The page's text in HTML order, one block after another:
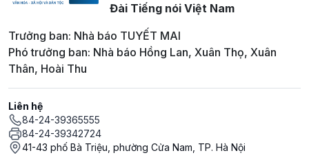
Đài Tiếng nói Việt Nam
Trưởng ban: Nhà báo TUYẾT MAI
Phó trưởng ban: Nhà báo Hồng Lan, Xuân Thọ, Xuân
Thân, Hoài Thu
Liên hệ
84-24-39365555
84-24-39342724
41-43 phố Bà Triệu, phường Cửa Nam, TP. Hà Nội